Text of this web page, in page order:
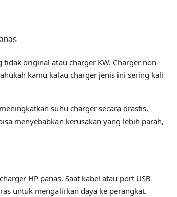
original atau charger KW. Charger non-
kamu kalau charger jenis ini sering kali
suhu charger secara drastis.
menyebabkan kerusakan yang lebih parah,
HP panas. Saat kabel atau port USB
untuk mengalirkan daya ke perangkat.